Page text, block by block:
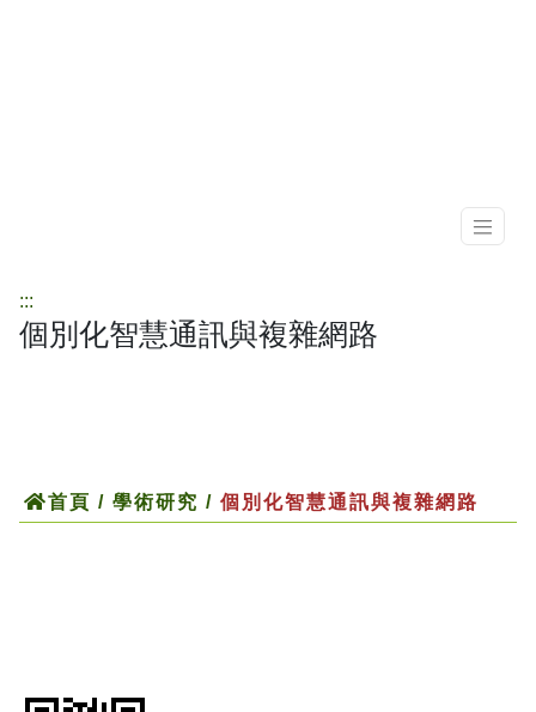
:::
個別化智慧通訊與複雜網路
首頁 / 學術研究 / 個別化智慧通訊與複雜網路